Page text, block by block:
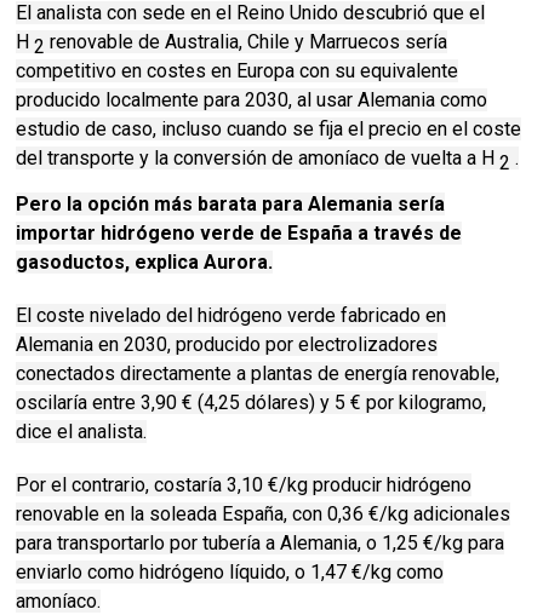
El analista con sede en el Reino Unido descubrió que el
H2 renovable de Australia, Chile y Marruecos sería
competitivo en costes en Europa con su equivalente
producido localmente para 2030, al usar Alemania como
estudio de caso, incluso cuando se fija el precio en el coste
del transporte y la conversión de amoníaco de vuelta a H2 .
Pero la opción más barata para Alemania sería
importar hidrógeno verde de España a través de
gasoductos, explica Aurora.
El coste nivelado del hidrógeno verde fabricado en
Alemania en 2030, producido por electrolizadores
conectados directamente a plantas de energía renovable,
oscilaría entre 3,90 € (4,25 dólares) y 5 € por kilogramo,
dice el analista.
Por el contrario, costaría 3,10 €/kg producir hidrógeno
renovable en la soleada España, con 0,36 €/kg adicionales
para transportarlo por tubería a Alemania, o 1,25 €/kg para
enviarlo como hidrógeno líquido, o 1,47 €/kg como
amoníaco.